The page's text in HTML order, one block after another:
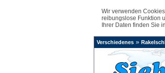
Wir verwenden
reibungslose Funktion
Ihrer Daten finden Sie
Verschiedenes »